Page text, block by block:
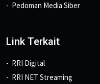
Pedoman Media Siber
Link Terkait
RRI Digital
RRI NET Streaming